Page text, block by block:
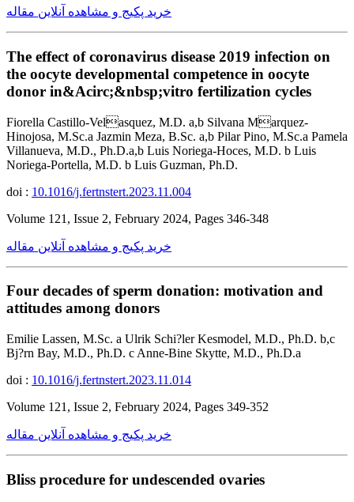
خرید پکیج و مشاهده آنلاین مقاله
The effect of coronavirus disease 2019 infection on
the oocyte developmental competence in oocyte
donor in&Acirc;&nbsp;vitro fertilization cycles
Fiorella Castillo-Velasquez, M.D. a,b Silvana Marquez-
Hinojosa, M.Sc.a Jazmin Meza, B.Sc. a,b Pilar Pino, M.Sc.a Pamela
Villanueva, M.D., Ph.D.a,b Luis Noriega-Hoces, M.D. b Luis
Noriega-Portella, M.D. b Luis Guzman, Ph.D.
doi : 10.1016/j.fertnstert.2023.11.004
Volume 121, Issue 2, February 2024, Pages 346-348
خرید پکیج و مشاهده آنلاین مقاله
Four decades of sperm donation: motivation and
attitudes among donors
Emilie Lassen, M.Sc. a Ulrik Schi?ler Kesmodel, M.D., Ph.D. b,c
Bj?rn Bay, M.D., Ph.D. c Anne-Bine Skytte, M.D., Ph.D.a
doi : 10.1016/j.fertnstert.2023.11.014
Volume 121, Issue 2, February 2024, Pages 349-352
خرید پکیج و مشاهده آنلاین مقاله
Bliss procedure for undescended ovaries